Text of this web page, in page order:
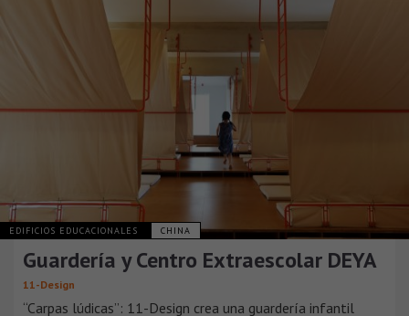
EDIFICIOS EDUCACIONALES CHINA
Guardería y Centro Extraescolar DEYA
11-Design
“Carpas lúdicas”: 11-Design crea una guardería infantil